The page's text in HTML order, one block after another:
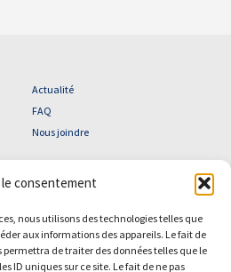
le consentement
nous utilisons des technologies telles que
aux informations des appareils. Le fait de
de traiter des données telles que le
ID uniques sur ce site. Le fait de ne pas
Actualité
FAQ
Nous joindre
Facebook